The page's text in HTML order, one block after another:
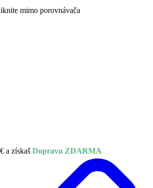
mimo porovnávača
€ a získaš Dopravu ZDARMA